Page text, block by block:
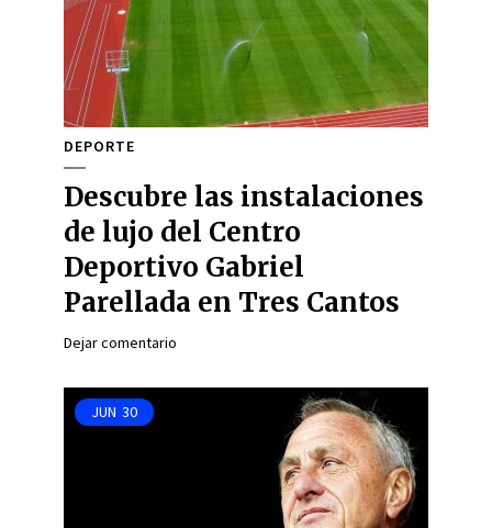
DEPORTE
Descubre las instalaciones
de lujo del Centro
Deportivo Gabriel
Parellada en Tres Cantos
Dejar comentario
JUN 30